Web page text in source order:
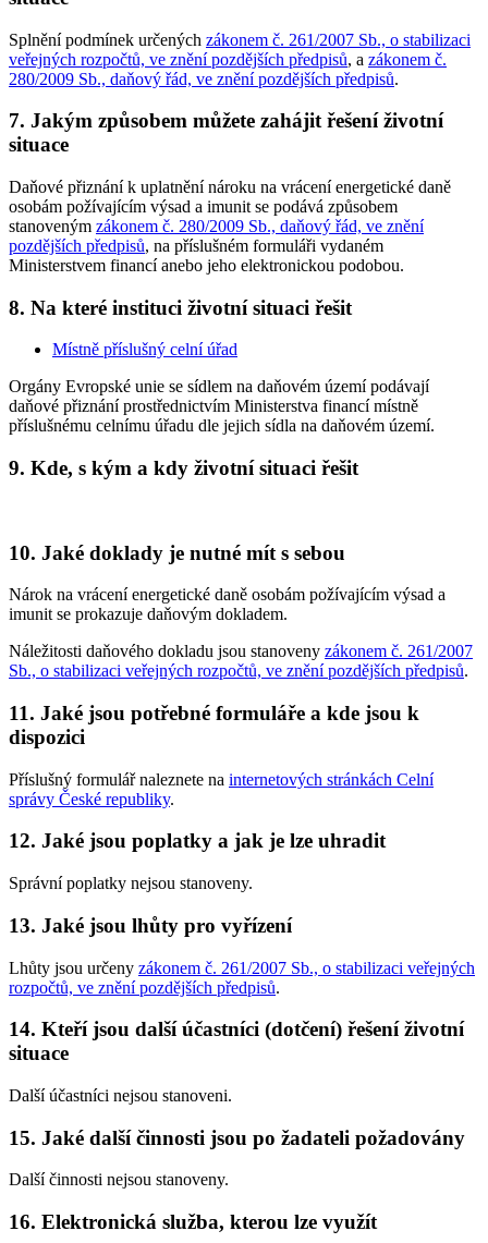
Splnění podmínek určených zákonem č. 261/2007 Sb., o stabilizaci
veřejných rozpočtů, ve znění pozdějších předpisů, a zákonem č.
280/2009 Sb., daňový řád, ve znění pozdějších předpisů.
7. Jakým způsobem můžete zahájit řešení životní
situace
Daňové přiznání k uplatnění nároku na vrácení energetické daně
osobám požívajícím výsad a imunit se podává způsobem
stanoveným zákonem č. 280/2009 Sb., daňový řád, ve znění
pozdějších předpisů, na příslušném formuláři vydaném
Ministerstvem financí anebo jeho elektronickou podobou.
8. Na které instituci životní situaci řešit
Místně příslušný celní úřad
Orgány Evropské unie se sídlem na daňovém území podávají
daňové přiznání prostřednictvím Ministerstva financí místně
příslušnému celnímu úřadu dle jejich sídla na daňovém území.
9. Kde, s kým a kdy životní situaci řešit
10. Jaké doklady je nutné mít s sebou
Nárok na vrácení energetické daně osobám požívajícím výsad a
imunit se prokazuje daňovým dokladem.
Náležitosti daňového dokladu jsou stanoveny zákonem č. 261/2007
Sb., o stabilizaci veřejných rozpočtů, ve znění pozdějších předpisů.
11. Jaké jsou potřebné formuláře a kde jsou k
dispozici
Příslušný formulář naleznete na internetových stránkách Celní
správy České republiky.
12. Jaké jsou poplatky a jak je lze uhradit
Správní poplatky nejsou stanoveny.
13. Jaké jsou lhůty pro vyřízení
Lhůty jsou určeny zákonem č. 261/2007 Sb., o stabilizaci veřejných
rozpočtů, ve znění pozdějších předpisů.
14. Kteří jsou další účastníci (dotčení) řešení životní
situace
Další účastníci nejsou stanoveni.
15. Jaké další činnosti jsou po žadateli požadovány
Další činnosti nejsou stanoveny.
16. Elektronická služba, kterou lze využít